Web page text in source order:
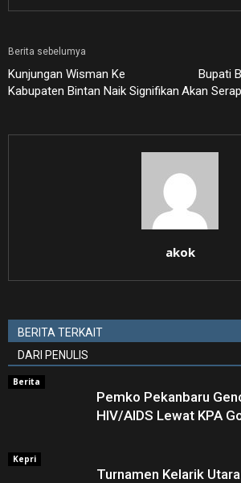
Berita sebelumya
Kunjungan Wisman Ke
Kabupaten Bintan Naik Signifikan
Bupati
Akan
akok
BERITA TERKAIT
DARI PENULIS
Berita
Pemko Pekanbaru
HIV/AIDS Lewat KPA
Kepri
Turnamen Kelarik